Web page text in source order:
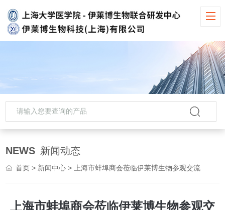
NEWS 新闻动态
首页 > 新闻中心 > 上海市蚌埠商会莅临伊莱博生物参观交流
上海市蚌埠商会莅临伊莱博生物参观交